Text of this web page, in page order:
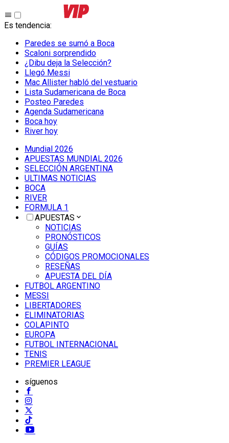
Es tendencia:
Paredes se sumó a Boca
Scaloni sorprendido
¿Dibu deja la Selección?
Llegó Messi
Mac Allister habló del vestuario
Lista Sudamericana de Boca
Posteo Paredes
Agenda Sudamericana
Boca hoy
River hoy
Mundial 2026
APUESTAS MUNDIAL 2026
SELECCIÓN ARGENTINA
ULTIMAS NOTICIAS
BOCA
RIVER
FORMULA 1
APUESTAS
NOTICIAS
PRONÓSTICOS
GUÍAS
CÓDIGOS PROMOCIONALES
RESEÑAS
APUESTA DEL DÍA
FUTBOL ARGENTINO
MESSI
LIBERTADORES
ELIMINATORIAS
COLAPINTO
EUROPA
FUTBOL INTERNACIONAL
TENIS
PREMIER LEAGUE
síguenos